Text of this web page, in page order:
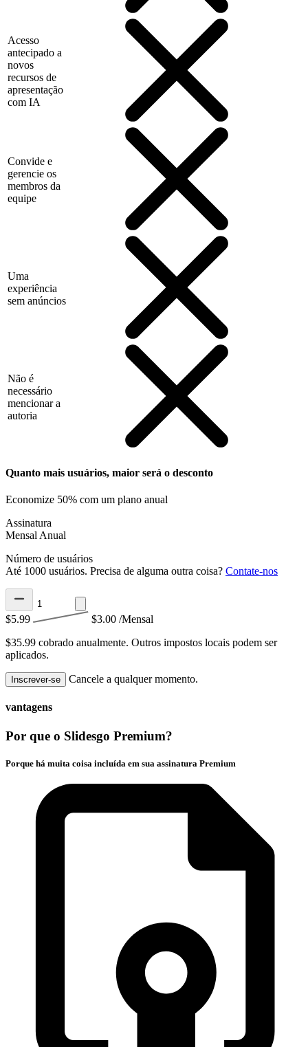
Acesso
antecipado a
novos
recursos de
apresentação
com IA
Convide e
gerencie os
membros da
equipe
Uma
experiência
sem anúncios
Não é
necessário
mencionar a
autoria
Quanto mais usuários, maior será o desconto
Economize 50% com um plano anual
Assinatura
Mensal Anual
Número de usuários
Até 1000 usuários. Precisa de alguma outra coisa? Contate-nos
$5.99 $3.00 /Mensal
$35.99 cobrado anualmente. Outros impostos locais podem ser
aplicados.
Inscrever-se Cancele a qualquer momento.
vantagens
Por que o Slidesgo Premium?
Porque há muita coisa incluída em sua assinatura Premium